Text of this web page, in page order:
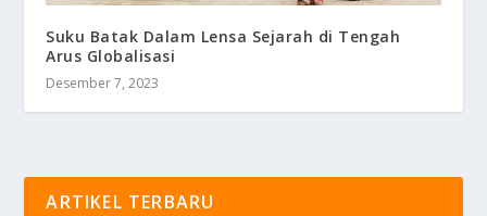
Suku Batak Dalam Lensa Sejarah di Tengah
Arus Globalisasi
Desember 7, 2023
ARTIKEL TERBARU